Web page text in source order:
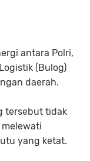
antara Polri,
(Bulog)
daerah.
tersebut tidak
yang ketat.